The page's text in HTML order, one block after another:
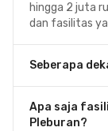
hingga 2 juta
dan fasilitas
Seberapa
Apa saja
Pleburan?